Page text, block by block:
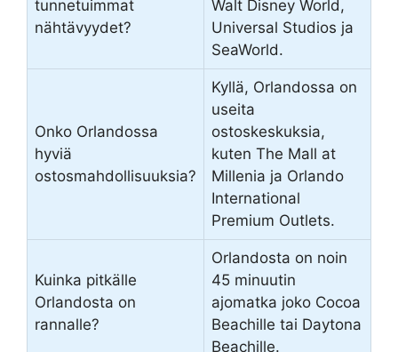
tunnetuimmat
nähtävyydet?
Walt Disney World,
Universal Studios ja
SeaWorld.
Onko Orlandossa
hyviä
ostosmahdollisuuksia?
Kyllä, Orlandossa on
useita
ostoskeskuksia,
kuten The Mall at
Millenia ja Orlando
International
Premium Outlets.
Kuinka pitkälle
Orlandosta on
rannalle?
Orlandosta on noin
45 minuutin
ajomatka joko Cocoa
Beachille tai Daytona
Beachille.